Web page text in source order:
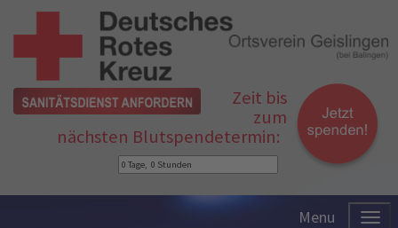
Zeit bis
zum
nächsten Blutspendetermin:
Menu